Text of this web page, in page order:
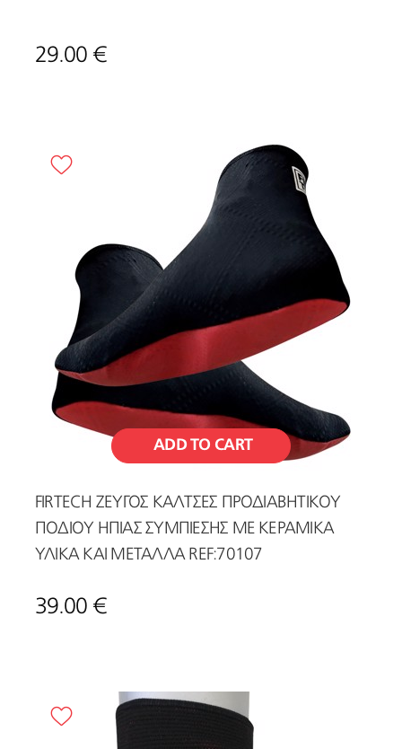
29.00 €
ADD TO CART
FIRTECH ΖΕΥΓΟΣ ΚΑΛΤΣΕΣ ΠΡΟΔΙΑΒΗΤΙΚΟΥ
ΠΟΔΙΟΥ ΗΠΙΑΣ ΣΥΜΠΙΕΣΗΣ ΜΕ ΚΕΡΑΜΙΚΑ
ΥΛΙΚΑ ΚΑΙ ΜΕΤΑΛΛΑ REF:70107
39.00 €